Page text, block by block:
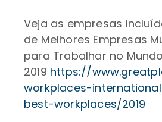
Veja as empresas
de Melhores Empresas
para Trabalhar no
2019 https://
workplaces-
best-workplaces/2019